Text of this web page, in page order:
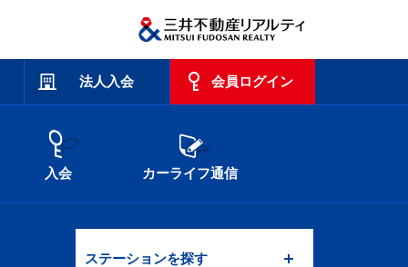
法人入会 会員ログイン
入会 カーライフ通信
ステーションを探す